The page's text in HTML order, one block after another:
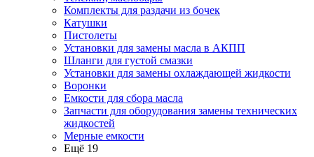
Комплекты для раздачи из бочек
Катушки
Пистолеты
Установки для замены масла в АКПП
Шланги для густой смазки
Установки для замены охлаждающей жидкости
Воронки
Емкости для сбора масла
Запчасти для оборудования замены технических
жидкостей
Мерные емкости
Ещё 19